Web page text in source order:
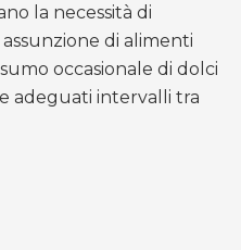
la necessità di
di alimenti
occasionale di dolci
adeguati intervalli tra